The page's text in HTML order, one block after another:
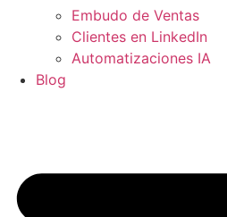
Embudo de Ventas
Clientes en LinkedIn
Automatizaciones IA
Blog